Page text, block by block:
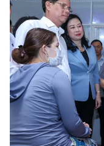
Khán giả
Giải sao mai
Âm nhạc
Sao
Du lịch
Làm đẹp
Chất lượng cuộc
Giáo dục
Tuyển sinh
Học trực tuyến
Công nghệ
Hitech Công nghệ
Sản phẩm
Thị trường
Giao lưu trực
Lịch phát sóng